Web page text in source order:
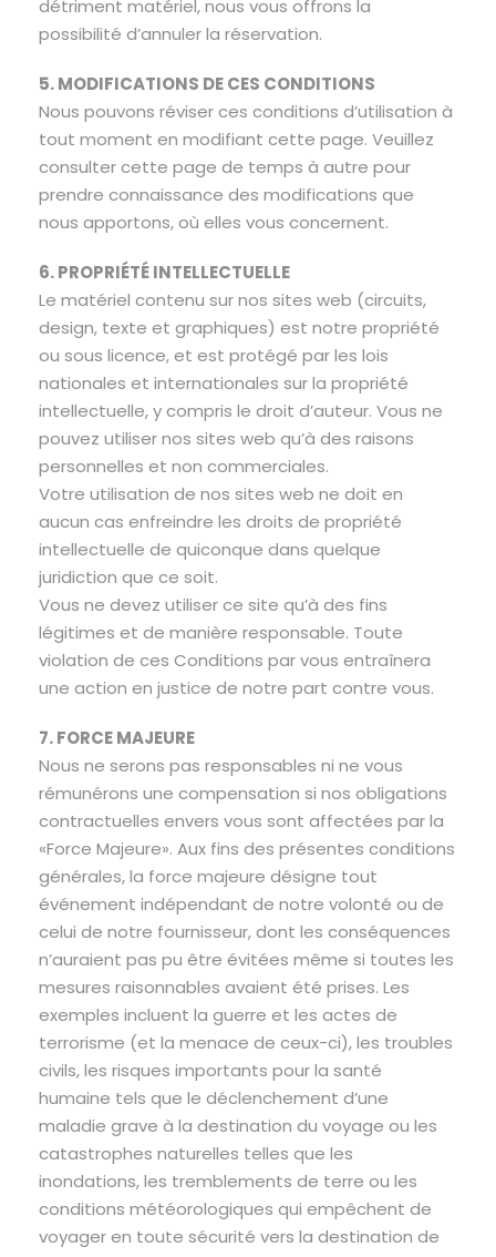
détriment matériel, nous vous offrons la
possibilité d’annuler la réservation.
5. MODIFICATIONS DE CES CONDITIONS
Nous pouvons réviser ces conditions d’utilisation à
tout moment en modifiant cette page. Veuillez
consulter cette page de temps à autre pour
prendre connaissance des modifications que
nous apportons, où elles vous concernent.
6. PROPRIÉTÉ INTELLECTUELLE
Le matériel contenu sur nos sites web (circuits,
design, texte et graphiques) est notre propriété
ou sous licence, et est protégé par les lois
nationales et internationales sur la propriété
intellectuelle, y compris le droit d’auteur. Vous ne
pouvez utiliser nos sites web qu’à des raisons
personnelles et non commerciales.
Votre utilisation de nos sites web ne doit en
aucun cas enfreindre les droits de propriété
intellectuelle de quiconque dans quelque
juridiction que ce soit.
Vous ne devez utiliser ce site qu’à des fins
légitimes et de manière responsable. Toute
violation de ces Conditions par vous entraînera
une action en justice de notre part contre vous.
7. FORCE MAJEURE
Nous ne serons pas responsables ni ne vous
rémunérons une compensation si nos obligations
contractuelles envers vous sont affectées par la
«Force Majeure». Aux fins des présentes conditions
générales, la force majeure désigne tout
événement indépendant de notre volonté ou de
celui de notre fournisseur, dont les conséquences
n’auraient pas pu être évitées même si toutes les
mesures raisonnables avaient été prises. Les
exemples incluent la guerre et les actes de
terrorisme (et la menace de ceux-ci), les troubles
civils, les risques importants pour la santé
humaine tels que le déclenchement d’une
maladie grave à la destination du voyage ou les
catastrophes naturelles telles que les
inondations, les tremblements de terre ou les
conditions météorologiques qui empêchent de
voyager en toute sécurité vers la destination de